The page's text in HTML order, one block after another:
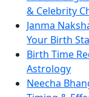
& Celebrity
Janma
Your Birth
Birth Time
Astrology
Neecha